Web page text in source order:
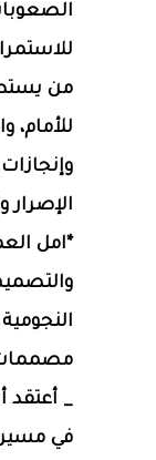
من
للأمام،
الإصرار
*امل
مصممات
_ أعتقد
في